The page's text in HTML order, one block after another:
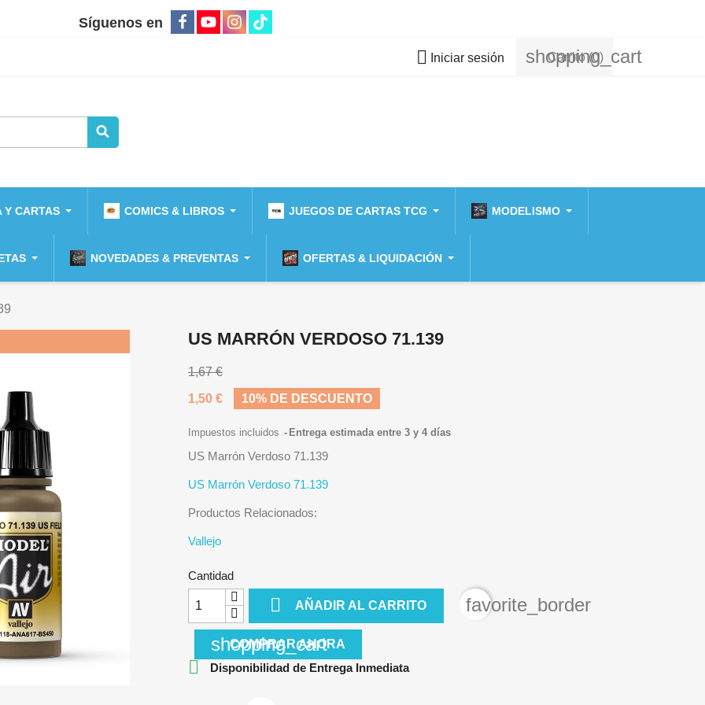
Síguenos en
 Iniciar sesión shopping_cart
Carrito (0)
Y CARTAS COMICS & LIBROS JUEGOS DE CARTAS TCG MODELISMO
NOVEDADES & PREVENTAS OFERTAS & LIQUIDACIÓN
US MARRÓN VERDOSO 71.139
1,67 €
1,50 €
10% DE DESCUENTO
Impuestos incluidos Entrega estimada entre 3 y 4 días
US Marrón Verdoso 71.139
US Marrón Verdoso 71.139
Productos Relacionados:
Vallejo
Cantidad
 AÑADIR AL CARRITO
favorite_border
shopping_cart
COMPRAR AHORA
 Disponibilidad de Entrega Inmediata